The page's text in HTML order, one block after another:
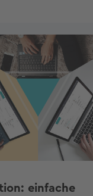
einfache